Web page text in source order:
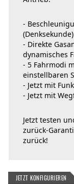
-
(Denksekunde)
- Direkte
dynamisches
- 5 Fahrmodi
einstellbaren
- Jetzt mit
- Jetzt mit
Jetzt testen
zurück-
zurück!
JETZT KONFIGURIEREN